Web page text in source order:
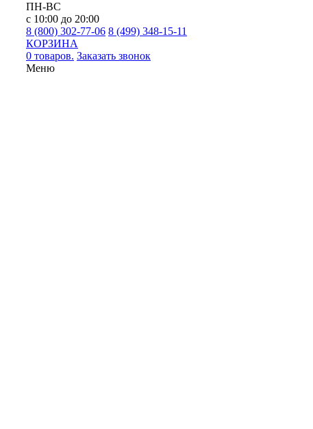
ПН-ВС
с 10:00 до 20:00
8 (800) 302-77-06 8 (499) 348-15-11
КОРЗИНА
0 товаров. Заказать звонок
Меню